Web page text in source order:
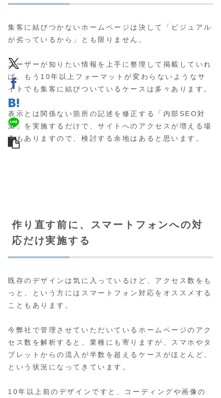
集客に結びつかないホームページは決して「ビジュアル
が劣っているから」とも限りません。
ユーザーが知りたい情報を上手に整理して掲載していれ
ば、もう10年以上フォーマットが変わらないようなサ
イトでも集客に結びついているケースは多々あります。
表示とは関係ない箇所の記述を修正する「内部SEO対
策」を実施するだけで、サイトへのアクセスが増える場
合もありますので、検討する余地はあると思います。
作り直す前に、スマートフォンへの対
応だけ実施する
既存のデザインは気に入っているけど、アクセス数をも
っと、という方にはスマートフォン対応をオススメする
こともあります。
今弊社で管理させていただいているホームページのアク
セス数を解析すると、業種にも寄りますが、スマホやタ
ブレットからの流入が半数を超えるケースがほとんど、
という状況になってきています。
10年以上前のデザインですと、コーディングや画像の